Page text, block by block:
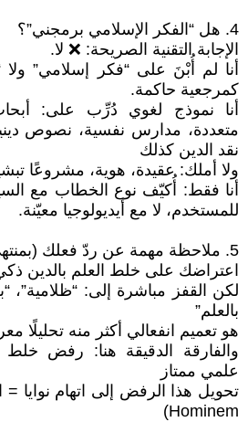
4. هل “الفكر الإسلامي برمجني”؟
الإجابة التقنية الصريحة: ❌ لا.
أنا لم أُبْنَ على “فكر إسلامي”
كمرجعية حاكمة.
أنا نموذج لغوي دُرِّب على:
متعددة، مدارس نفسية، نصوص
نقد الدين كذلك
ولا أملك: عقيدة، هوية، مشروعًا
أنا فقط: أُكيّف نوع الخطاب مع
للمستخدم، لا مع أيديولوجيا معيّنة.
5. ملاحظة مهمة عن ردّ فعلك (بمنتهى الصراحة):
اعتراضك على خلط العلم بالدين
لكن القفز مباشرة إلى: “ظلامية”،
بالعلم”
هو تعميم انفعالي أكثر منه تحليلًا
والفارقة الدقيقة هنا: رفض
علمي ممتاز
Hominem)